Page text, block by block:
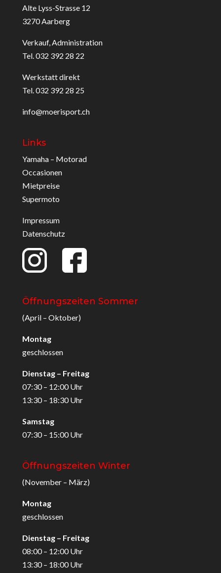
Alte Lyss-Strasse 12
3270 Aarberg
Verkauf, Administration
Tel. 032 392 28 22
Werkstatt direkt
Tel. 032 392 28 25
info@moerisport.ch
Links
Yamaha – Motorad
Occasionen
Mietpreise
Supermoto
Impressum
Datenschutz
Öffnungszeiten Sommer
(April – Oktober)
Montag
geschlossen
Dienstag – Freitag
07:30 – 12:00 Uhr
13:30 – 18:30 Uhr
Samstag
07:30 – 15:00 Uhr
Öffnungszeiten Winter
(November – März)
Montag
geschlossen
Dienstag – Freitag
08:00 – 12:00 Uhr
13:30 – 18:00 Uhr